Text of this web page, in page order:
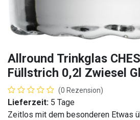
Allround Trinkglas
Füllstrich 0,2l Zwiesel
(0 Rezension)
Lieferzeit: 5 Tage
Zeitlos mit dem besonderen Etwas